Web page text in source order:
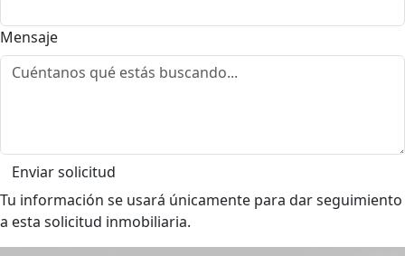
Mensaje
Enviar solicitud
Tu información se usará únicamente para dar seguimiento
a esta solicitud inmobiliaria.